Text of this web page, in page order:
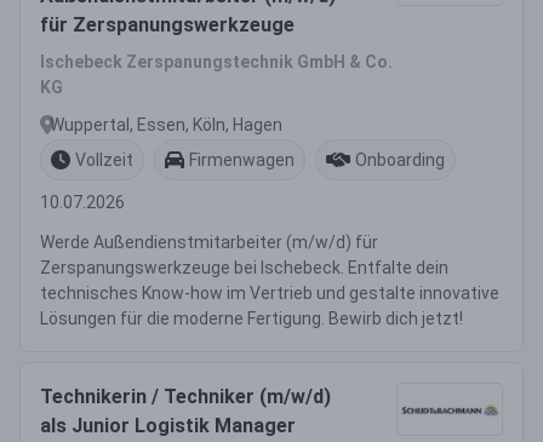
für Zerspanungswerkzeuge
Ischebeck Zerspanungstechnik GmbH & Co.
KG
Wuppertal, Essen, Köln, Hagen
Vollzeit
Firmenwagen Onboarding
10.07.2026
Werde Außendienstmitarbeiter (m/w/d) für
Zerspanungswerkzeuge bei Ischebeck. Entfalte dein
technisches Know-how im Vertrieb und gestalte innovative
Lösungen für die moderne Fertigung. Bewirb dich jetzt!
Technikerin / Techniker (m/w/d)
als Junior Logistik Manager